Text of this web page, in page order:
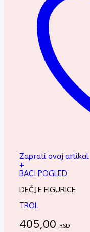
Zaprati ovaj artikal
+
BACI POGLED
DEČJE FIGURICE
TROL
405,00 RSD